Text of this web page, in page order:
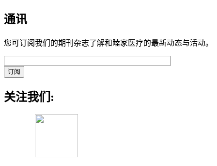
通讯
您可订阅我们的期刊杂志了解和睦家医疗的最新动态与活动。
关注我们: